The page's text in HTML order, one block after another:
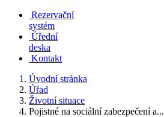
Rezervační
systém
Úřední
deska
Kontakt
Úvodní stránka
Úřad
Životní situace
Pojistné na sociální zabezpečení a...